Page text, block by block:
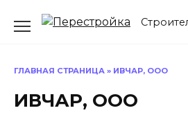
ГЛАВНАЯ СТРАНИЦА » ИВЧАР, ООО
ИВЧАР, ООО